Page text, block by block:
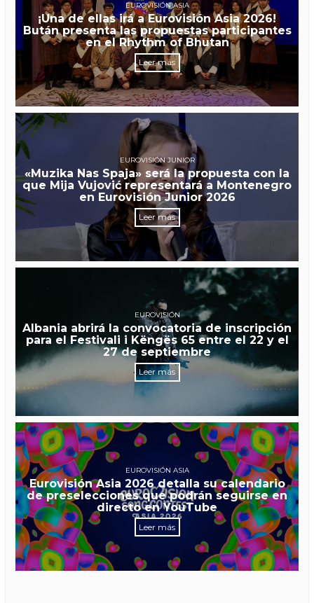
EUROVISIÓN ASIA
¡Una de ellas irá a Eurovisión Asia 2026!
Bután presenta las propuestas participantes
en el Rhythm of Bhutan
Leer más
EUROVISIÓN JUNIOR
«Muzika Nas Spaja» será la propuesta con la
que Mija Vujović representará a Montenegro
en Eurovisión Junior 2026
Leer más
EUROVISIÓN
Albania abrirá la convocatoria de inscripción
para el Festivali i Këngës 65 entre el 22 y el
27 de septiembre
Leer más
EUROVISIÓN ASIA
Eurovisión Asia 2026 detalla su calendario
de preselecciones que podrán seguirse en
directo en YouTube
Leer más